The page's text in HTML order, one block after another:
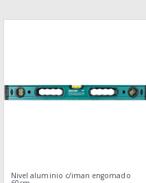
Nivel aluminio c/iman engomado